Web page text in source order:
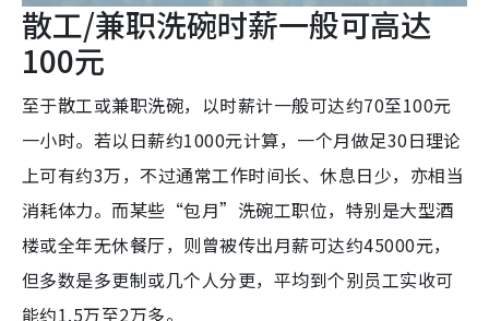
散工/兼职洗碗时薪一般可高达
100元
至于散工或兼职洗碗，以时薪计一般可达约70至100元
一小时。若以日薪约1000元计算，一个月做足30日理论
上可有约3万，不过通常工作时间长、休息日少，亦相当
消耗体力。而某些“包月”洗碗工职位，特别是大型酒
楼或全年无休餐厅，则曾被传出月薪可达约45000元，
但多数是多更制或几个人分更，平均到个别员工实收可
能约1.5万至2万多。